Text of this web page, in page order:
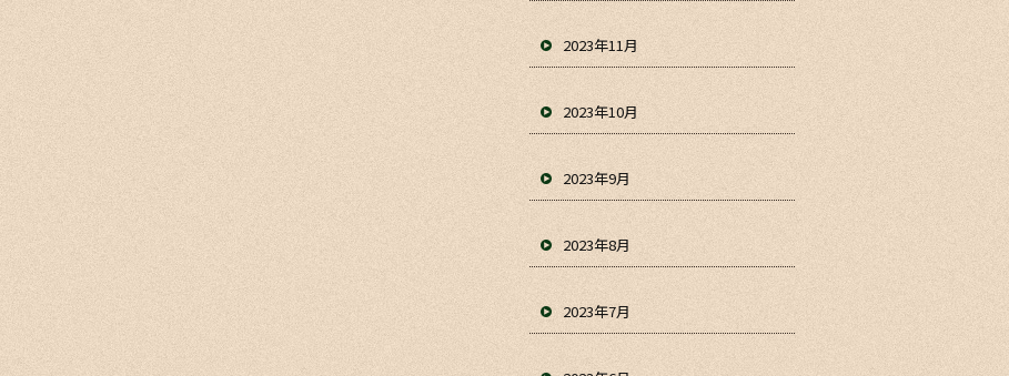
2023年11月
2023年10月
2023年9月
2023年8月
2023年7月